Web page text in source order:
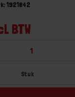
1921842
BTW